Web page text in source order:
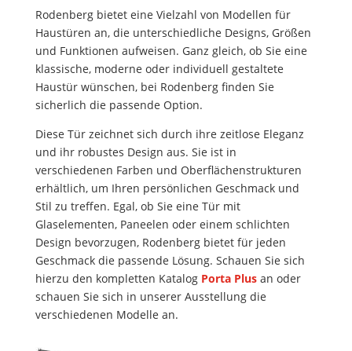
Rodenberg bietet eine Vielzahl von Modellen für
Haustüren an, die unterschiedliche Designs, Größen
und Funktionen aufweisen. Ganz gleich, ob Sie eine
klassische, moderne oder individuell gestaltete
Haustür wünschen, bei Rodenberg finden Sie
sicherlich die passende Option.
Diese Tür zeichnet sich durch ihre zeitlose Eleganz
und ihr robustes Design aus. Sie ist in
verschiedenen Farben und Oberflächenstrukturen
erhältlich, um Ihren persönlichen Geschmack und
Stil zu treffen. Egal, ob Sie eine Tür mit
Glaselementen, Paneelen oder einem schlichten
Design bevorzugen, Rodenberg bietet für jeden
Geschmack die passende Lösung. Schauen Sie sich
hierzu den kompletten Katalog Porta Plusan oder
schauen Sie sich in unserer Ausstellung die
verschiedenen Modelle an.